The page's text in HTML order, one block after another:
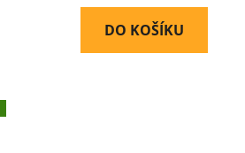
DO KOŠÍKU